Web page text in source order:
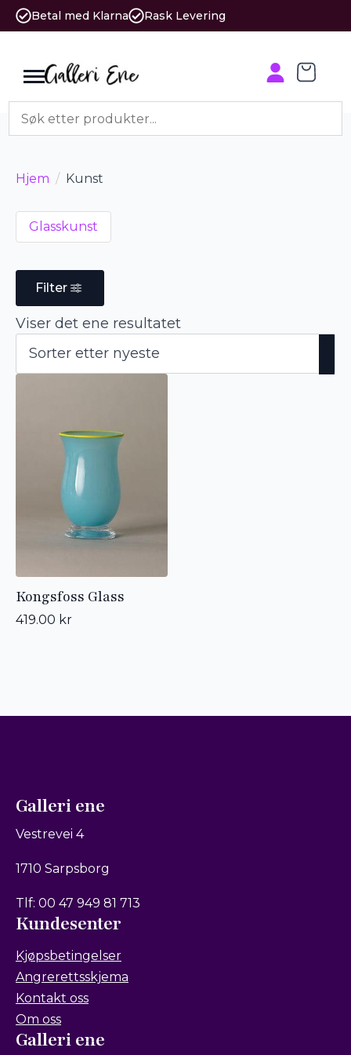
Betal med Klarna Rask Levering
Hjem Kunst
Glasskunst
Filter
Viser det ene resultatet
Kongsfoss Glass
419.00 kr
Galleri ene
Vestrevei 4
1710 Sarpsborg
Tlf: 00 47 949 81 713
Kundesenter
Kjøpsbetingelser
Angrerettsskjema
Kontakt oss
Om oss
Galleri ene